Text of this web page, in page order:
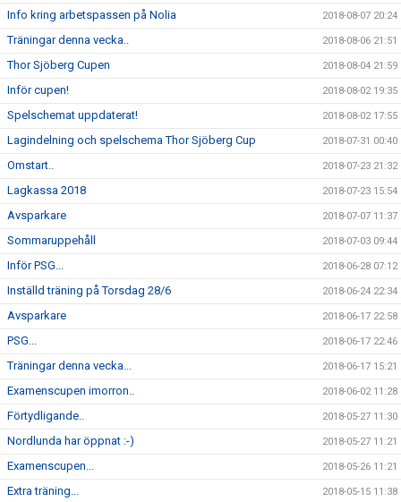
Info kring arbetspassen på Nolia 2018-08-07 20:24
Träningar denna vecka.. 2018-08-06 21:51
Thor Sjöberg Cupen 2018-08-04 21:59
Inför cupen! 2018-08-02 19:35
Spelschemat uppdaterat! 2018-08-02 17:55
Lagindelning och spelschema Thor Sjöberg Cup 2018-07-31 00:40
Omstart.. 2018-07-23 21:32
Lagkassa 2018 2018-07-23 15:54
Avsparkare 2018-07-07 11:37
Sommaruppehåll 2018-07-03 09:44
Inför PSG... 2018-06-28 07:12
Inställd träning på Torsdag 28/6 2018-06-24 22:34
Avsparkare 2018-06-17 22:58
PSG... 2018-06-17 22:46
Träningar denna vecka... 2018-06-17 15:21
Examenscupen imorron.. 2018-06-02 11:28
Förtydligande.. 2018-05-27 11:30
Nordlunda har öppnat :-) 2018-05-27 11:21
Examenscupen... 2018-05-26 11:21
Extra träning... 2018-05-15 11:38